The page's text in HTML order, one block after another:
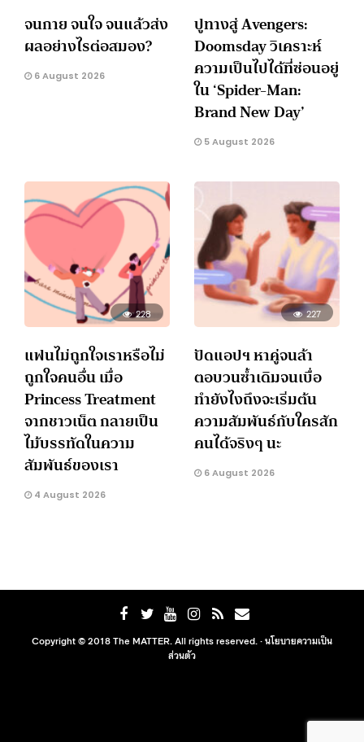
จนกาย จนใจ จนแล้วส่ง
ผลอย่างไรต่อสมอง?
6 August 2026
ปูทางสู่ Avengers:
Doomsday วิเคราะห์
ความเป็นไปได้ที่ซ่อนอยู่
ใน ‘Spider-Man:
Brand New Day’
5 August 2026
228
แฟนไม่ถูกใจเราหรือไม่
ถูกใจคนอื่น เมื่อ
Princess Treatment
จากชาวเน็ต กลายเป็น
ไม้บรรทัดในความ
สัมพันธ์ของเรา
4 August 2026
227
ปัดแอปฯ หาคู่จนล้า
ตอบวนซ้ำเดิมจนเบื่อ
ทำยังไงถึงจะเริ่มต้น
ความสัมพันธ์กับใครสัก
คนได้จริงๆ นะ
6 August 2026
Copyright © 2018 The MATTER. All rights reserved. ·นโยบายความเป็น
ส่วนตัว